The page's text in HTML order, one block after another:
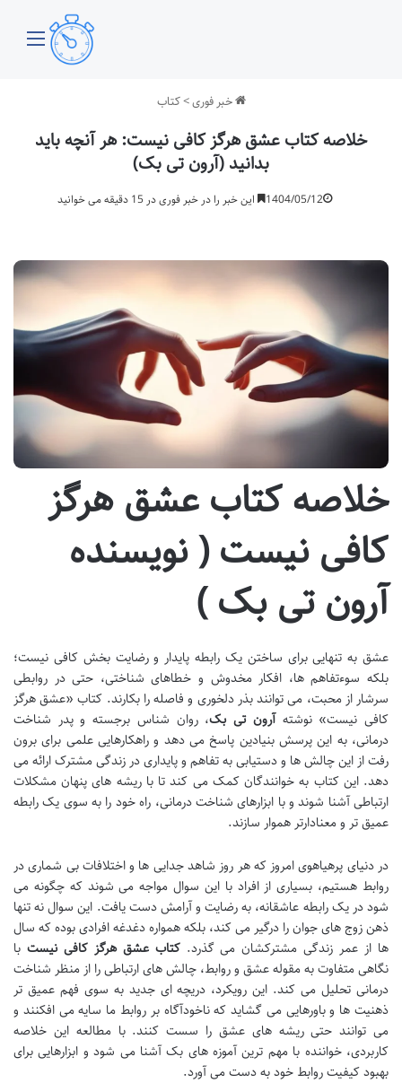
خبر فوری>کتاب
خلاصه کتاب عشق هرگز کافی نیست: هر آنچه باید
بدانید (آرون تی بک)
1404/05/12 این خبر را در خبر فوری در 15 دقیقه می خوانید
خلاصه کتاب عشق هرگز
کافی نیست ( نویسنده
آرون تی بک )
عشق به تنهایی برای ساختن یک رابطه پایدار و رضایت بخش کافی نیست؛
بلکه سوءتفاهم ها، افکار مخدوش و خطاهای شناختی، حتی در روابطی
سرشار از محبت، می توانند بذر دلخوری و فاصله را بکارند. کتاب «عشق هرگز
کافی نیست» نوشتهآرون تی بک، روان شناس برجسته و پدر شناخت
درمانی، به این پرسش بنیادین پاسخ می دهد و راهکارهایی علمی برای برون
رفت از این چالش ها و دستیابی به تفاهم و پایداری در زندگی مشترک ارائه می
دهد. این کتاب به خوانندگان کمک می کند تا با ریشه های پنهان مشکلات
ارتباطی آشنا شوند و با ابزارهای شناخت درمانی، راه خود را به سوی یک رابطه
عمیق تر و معنادارتر هموار سازند.
در دنیای پرهیاهوی امروز که هر روز شاهد جدایی ها و اختلافات بی شماری در
روابط هستیم، بسیاری از افراد با این سوال مواجه می شوند که چگونه می
شود در یک رابطه عاشقانه، به رضایت و آرامش دست یافت. این سوال نه تنها
ذهن زوج های جوان را درگیر می کند، بلکه همواره دغدغه افرادی بوده که سال
ها از عمر زندگی مشترکشان می گذرد.کتاب عشق هرگز کافی نیست با
نگاهی متفاوت به مقوله عشق و روابط، چالش های ارتباطی را از منظر شناخت
درمانی تحلیل می کند. این رویکرد، دریچه ای جدید به سوی فهم عمیق تر
ذهنیت ها و باورهایی می گشاید که ناخودآگاه بر روابط ما سایه می افکنند و
می توانند حتی ریشه های عشق را سست کنند. با مطالعه این خلاصه
کاربردی، خواننده با مهم ترین آموزه های بک آشنا می شود و ابزارهایی برای
بهبود کیفیت روابط خود به دست می آورد.